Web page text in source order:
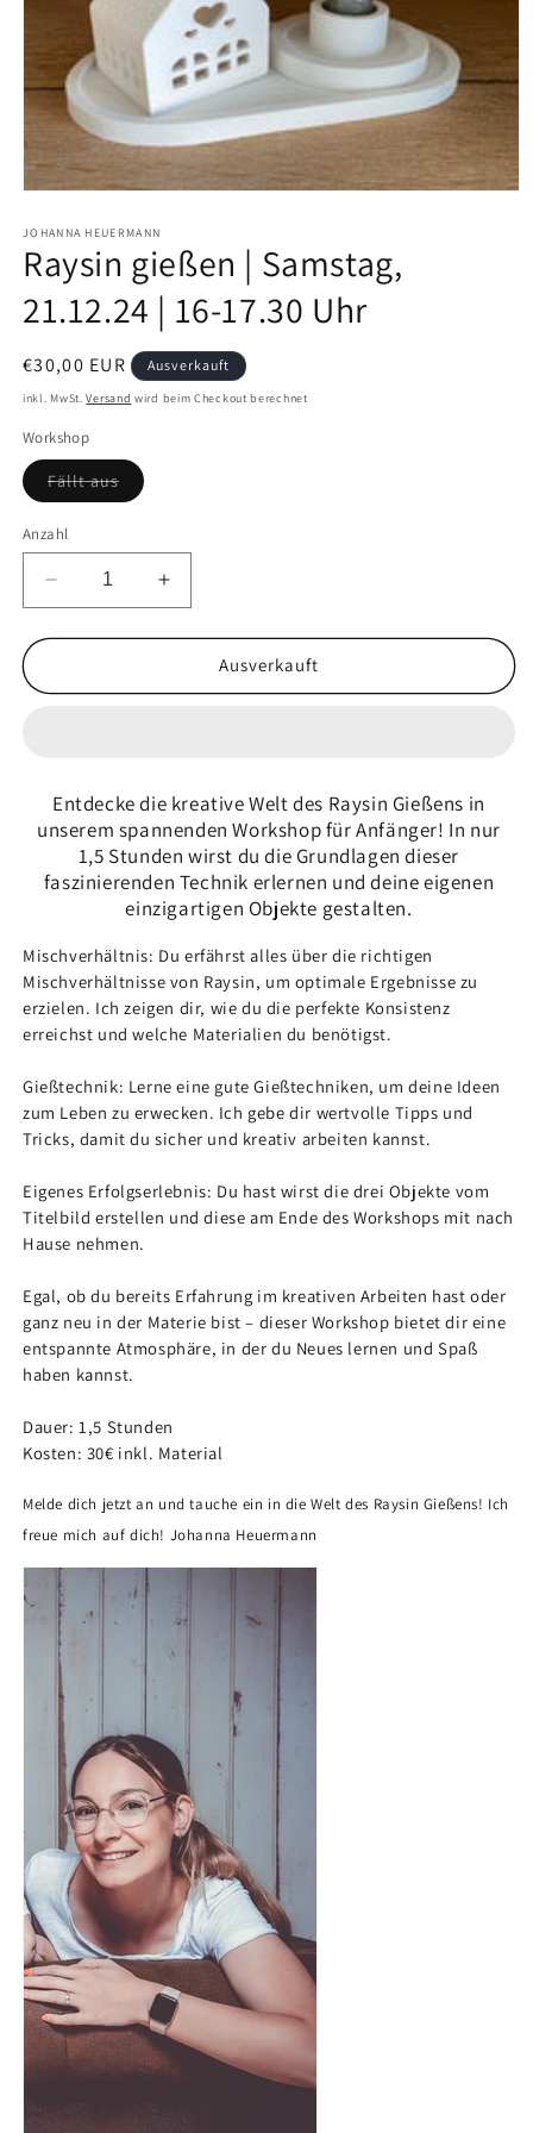
in
Modal
öffnen
JOHANNA HEUERMANN
Raysin gießen | Samstag,
21.12.24 | 16-17.30 Uhr
Normaler
Preis
€30,00 EUR Ausverkauft
inkl. MwSt.Versand wird beim Checkout berechnet
Workshop
Fällt ausVariante
ausverkauft
Anzahl
Verringere
die
Menge
Raysin
21.12.24
|
16-
17.30
Uhr
Erhöhe
die
Menge
Raysin
|
16-
17.30
Uhr
Ausverkauft
Entdecke die kreative Welt des Raysin Gießens in
unserem spannenden Workshop für Anfänger! In nur
1,5 Stunden wirst du die Grundlagen dieser
faszinierenden Technik erlernen und deine eigenen
einzigartigen Objekte gestalten.
Mischverhältnis: Du erfährst alles über die richtigen
Mischverhältnisse von Raysin, um optimale Ergebnisse zu
erzielen. Ich zeigen dir, wie du die perfekte Konsistenz
erreichst und welche Materialien du benötigst.
Gießtechnik: Lerne eine gute Gießtechniken, um deine Ideen
zum Leben zu erwecken. Ich gebe dir wertvolle Tipps und
Tricks, damit du sicher und kreativ arbeiten kannst.
Eigenes Erfolgserlebnis: Du hast wirst die drei Objekte vom
Titelbild erstellen und diese am Ende des Workshops mit nach
Hause nehmen.
Egal, ob du bereits Erfahrung im kreativen Arbeiten hast oder
ganz neu in der Materie bist – dieser Workshop bietet dir eine
entspannte Atmosphäre, in der du Neues lernen und Spaß
haben kannst.
Dauer: 1,5 Stunden
Kosten: 30€ inkl. Material
Melde dich jetzt an und tauche ein in die Welt des Raysin Gießens! Ich
freue mich auf dich! Johanna Heuermann